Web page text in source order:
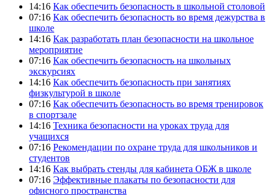
14:16 Как обеспечить безопасность в школьной столовой
07:16 Как обеспечить безопасность во время дежурства в
школе
14:16 Как разработать план безопасности на школьное
мероприятие
07:16 Как обеспечить безопасность на школьных
экскурсиях
14:16 Как обеспечить безопасность при занятиях
физкультурой в школе
07:16 Как обеспечить безопасность во время тренировок
в спортзале
14:16 Техника безопасности на уроках труда для
учащихся
07:16 Рекомендации по охране труда для школьников и
студентов
14:16 Как выбрать стенды для кабинета ОБЖ в школе
07:16 Эффективные плакаты по безопасности для
офисного пространства